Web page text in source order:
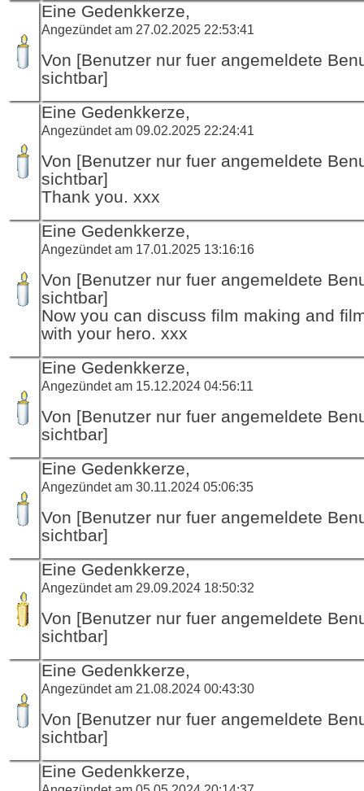
Eine Gedenkkerze,
Angezündet am 27.02.2025 22:53:41
Von [Benutzer nur fuer angemeldete
sichtbar]
Eine Gedenkkerze,
Angezündet am 09.02.2025 22:24:41
Von [Benutzer nur fuer angemeldete
sichtbar]
Thank you. xxx
Eine Gedenkkerze,
Angezündet am 17.01.2025 13:16:16
Von [Benutzer nur fuer angemeldete
sichtbar]
Now you can discuss film making and
with your hero. xxx
Eine Gedenkkerze,
Angezündet am 15.12.2024 04:56:11
Von [Benutzer nur fuer angemeldete
sichtbar]
Eine Gedenkkerze,
Angezündet am 30.11.2024 05:06:35
Von [Benutzer nur fuer angemeldete
sichtbar]
Eine Gedenkkerze,
Angezündet am 29.09.2024 18:50:32
Von [Benutzer nur fuer angemeldete
sichtbar]
Eine Gedenkkerze,
Angezündet am 21.08.2024 00:43:30
Von [Benutzer nur fuer angemeldete
sichtbar]
Eine Gedenkkerze,